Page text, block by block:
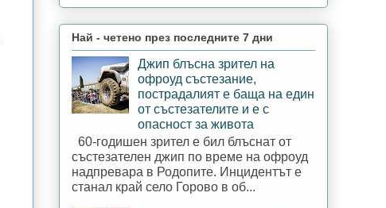
Най - четено през последните 7 дни
Джип блъсна зрител на
офроуд състезание,
пострадалият е баща на един
от състезателите и е с
опасност за живота
60-годишен зрител е бил блъснат от
състезателен джип по време на офроуд
надпревара в Родопите. Инцидентът е
станал край село Горово в об...